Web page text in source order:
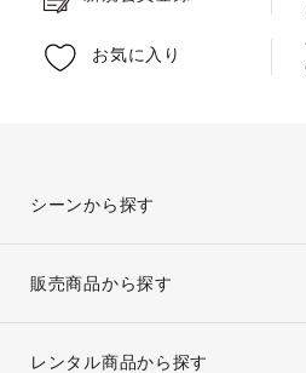
03-
オンラインスト
お気に入り
シーンから探す
販売商品から探す
レンタル商品から探す